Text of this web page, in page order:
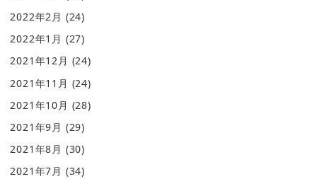
2022年2月 (24)
2022年1月 (27)
2021年12月 (24)
2021年11月 (24)
2021年10月 (28)
2021年9月 (29)
2021年8月 (30)
2021年7月 (34)